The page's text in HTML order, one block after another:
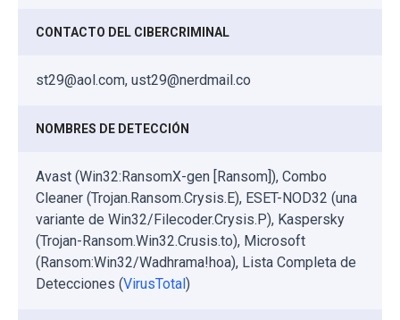
CONTACTO DEL CIBERCRIMINAL
st29@aol.com, ust29@nerdmail.co
NOMBRES DE DETECCIÓN
Avast (Win32:RansomX-gen [Ransom]), Combo
Cleaner (Trojan.Ransom.Crysis.E), ESET-NOD32 (una
variante de Win32/Filecoder.Crysis.P), Kaspersky
(Trojan-Ransom.Win32.Crusis.to), Microsoft
(Ransom:Win32/Wadhrama!hoa), Lista Completa de
Detecciones (VirusTotal )